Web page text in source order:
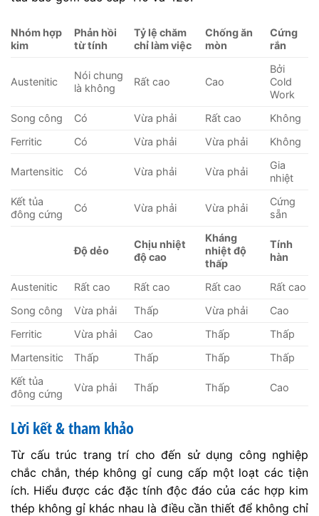
Nhóm hợp
kim
Phản hồi
từ tính
Tỷ lệ chăm
chỉ làm việc
Chống ăn
mòn
Cứng
rắn
Austenitic
Nói chung
là không
Rất cao Cao
Bởi
Cold
Work
Song công
Có Vừa phải Rất cao
Không
Ferritic
Có Vừa phải Vừa phải Không
Martensitic Có Vừa phải Vừa phải
Gia
nhiệt
Kết tủa
đông cứng
Có Vừa phải Vừa phải
Cứng
sẵn
Độ dẻo
Chịu nhiệt
độ cao
Kháng
nhiệt độ
thấp
Tính
hàn
Austenitic Rất cao Rất cao Rất cao
Rất cao
Song công
Vừa phải Thấp Vừa phải
Cao
Ferritic
Vừa phải Cao Thấp
Thấp
Martensitic
Thấp Thấp Thấp
Thấp
Kết tủa
đông cứng
Vừa phải Thấp Thấp Cao
Lời kết & tham khảo
Từ cấu trúc trang trí cho đến sử dụng công nghiệp
chắc chắn, thép không gỉ cung cấp một loạt các tiện
ích. Hiểu được các đặc tính độc đáo của các hợp kim
thép không gỉ khác nhau là điều cần thiết để không chỉ